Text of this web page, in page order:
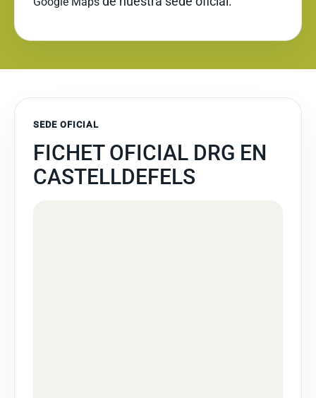
SEDE OFICIAL
FICHET OFICIAL DRG EN
CASTELLDEFELS